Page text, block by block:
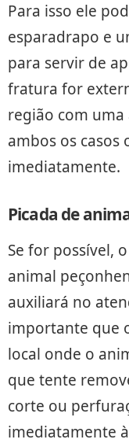
Para isso ele
esparadrapo e
para servir de
fratura for
região com
ambos os
imediatamente.
Picada de
Se for possível,
animal
auxiliará no
importante que
local onde o
que tente
corte ou
imediatamente